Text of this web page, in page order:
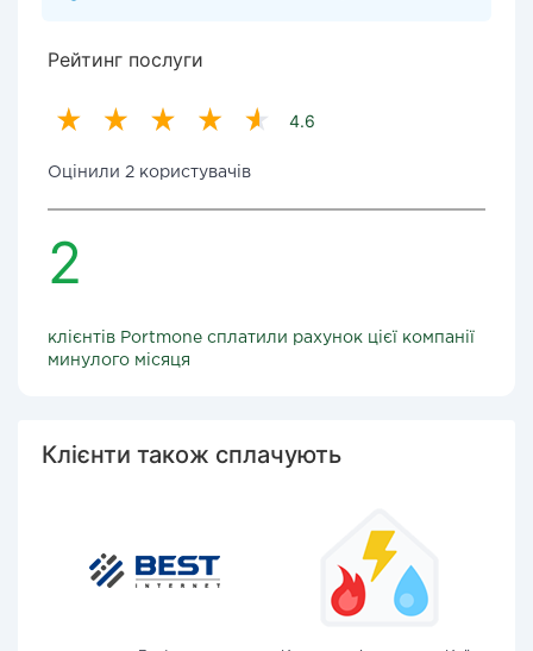
Рейтинг послуги
4.6
Оцінили 2 користувачів
2
клієнтів Portmone сплатили рахунок цієї компанії
минулого місяця
Клієнти також сплачують